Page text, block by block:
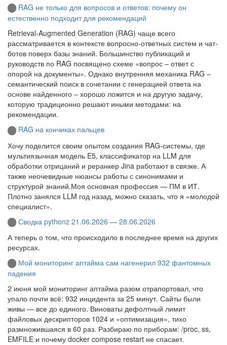
RAG не только для вопросов и ответов: почему он
естественно подходит для рекомендаций
Retrieval-Augmented Generation (RAG) чаще всего
рассматривается в контексте вопросно-ответных систем и чат-
ботов поверх базы знаний. Большинство публикаций и
руководств по RAG посвящено схеме «вопрос – ответ с
опорой на документы». Однако внутренняя механика RAG –
семантический поиск в сочетании с генерацией ответа на
основе найденного – хорошо ложится и на другую задачу,
которую традиционно решают иными методами: на
рекомендации.
RAG на кончиках пальцев
Хочу поделится своим опытом создания RAG-системы, где
мультиязычная модель E5, классификатор на LLM для
обработки отрицаний и реранкер Jina работают в связке. А
также неочевидные нюансы работы с синонимами и
структурой знаний.Моя основная профессия — ПМ в ИТ.
Плотно занялся LLM год назад, можно сказать, что я «молодой
специалист».
Сводка pythonz 21.06.2026 — 28.06.2026
А теперь о том, что происходило в последнее время на других
ресурсах.
Мой мониторинг аптайма сам нагенерил 932 фантомных
падения
2 июня мой мониторинг аптайма разом отрапортовал, что
упало почти всё: 932 инцидента за 25 минут. Сайты были
живы — все до единого. Виноваты дефолтный лимит
файловых дескрипторов 1024 и «оптимизация», тихо
размножившаяся в 60 раз. Разбираю по приборам: /proc, ss,
EMFILE и почему docker compose restart не спасает.